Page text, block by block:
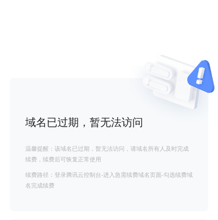
域名已过期，暂无法访问
温馨提醒：该域名已过期，暂无法访问，请域名所有人及时完成
续费，续费后可恢复正常使用
续费路径：登录腾讯云控制台-进入急需续费域名页面-勾选续费域
名完成续费